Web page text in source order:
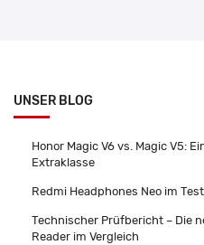
UNSER BLOG
Honor Magic V6 vs. Magic V5:
Extraklasse
Redmi Headphones Neo im
Technischer Prüfbericht – Die
Reader im Vergleich